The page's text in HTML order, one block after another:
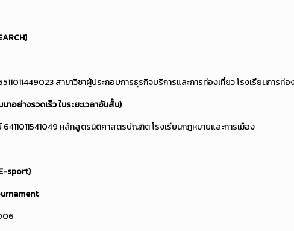
สาขาวิชาผู้ประกอบการธุรกิจบริการและการท่องเที่ยว โรงเรียนการท่อ
อย่างรวดเร็ว ในระยะเวลาอันสั้น)
6411011541049 หลักสูตรนิติศาสตรบัณฑิต โรงเรียนกฎหมายและการเมือง
sport)